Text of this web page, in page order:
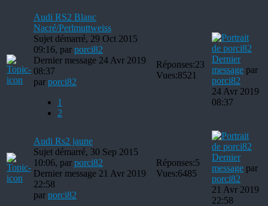
Audi RS2 Blanc
Nacré/Perlmuttweiss
Sujet démarré, 29 Oct 2015
09:16, par porci82
Dernier message 24 Avr 2019
08:37
par porci82
1
2
Réponses:23
Vues:8521
Dernier
message par
porci82
24 Avr 2019
08:37
Audi Rs2 jaune
Sujet démarré, 30 Sep 2015
10:06, par porci82
Dernier message 21 Avr 2019
22:58
par porci82
Réponses:5
Vues:6485
Dernier
message par
porci82
21 Avr 2019
22:58